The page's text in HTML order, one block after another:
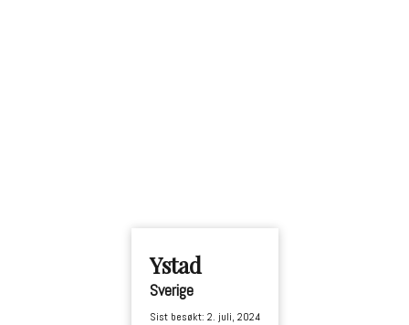
Ystad
Sverige
Sist besøkt: 2. juli, 2024